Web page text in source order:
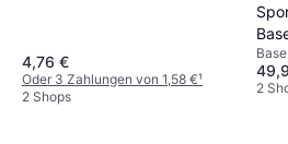
4,76 €
Oder 3 Zahlungen von 1,58 €¹
2 Shops
2